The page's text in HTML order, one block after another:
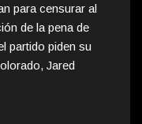
para censurar al
de la pena de
partido piden su
Jared